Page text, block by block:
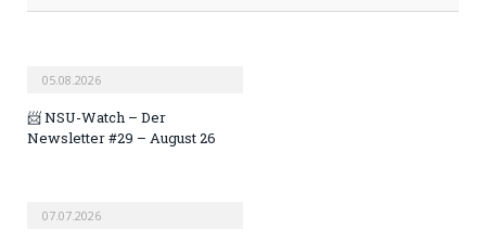
05.08.2026
📨 NSU-Watch – Der
Newsletter #29 – August 26
07.07.2026